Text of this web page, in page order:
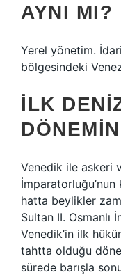
AYNI MI?
Yerel yönetim.
bölgesindeki
İLK
Venedik ile askeri
hatta beylikler
Sultan II. Osmanlı
Venedik’in ilk
tahtta olduğu
sürede barışla